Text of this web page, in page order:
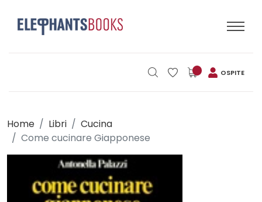
OSPITE
Home Libri
Cucina
Come cucinare Giapponese